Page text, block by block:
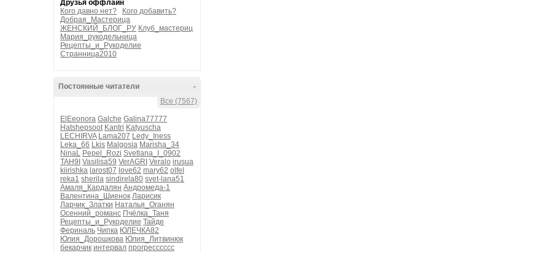
Друзья оффлайн
Кого давно нет?
Кого добавить?
Добрая_Мастерица
ЖЕНСКИЙ_БЛОГ_РУ Клуб_мастериц
Мария_рукодельница
Рецепты_и_Рукоделие
Странница2010
-
Постоянные читатели
Все (7567)
ElEeonora Galche Galina77777
Hatshepsoot Kantri Katyuscha
LECHIRVA Lama207 Ledy_Iness
Leka_66 Lkis Malgosia Marisha_34
NinaL Pepel_Rozi Svetlana_I_0902
TAH9I Vasilisa59 VerAGRI Veralo irusua
kiirishka larost07 love62 mary62 olfel
reka1 sherila sindirela80 svet-lana51
Амаля_Кардалян Андромеда-1
Валентина_Шиенок Ларисик
Ларчик_Златки Наталья_Оганян
Осенний_романс Пчёлка_Таня
Рецепты_и_Рукоделие Тайде
Фериналь Чипка ЮЛЕЧКА82
Юлия_Дорошкова Юлия_Литвинюк
бекарчик интервал прогресссссс